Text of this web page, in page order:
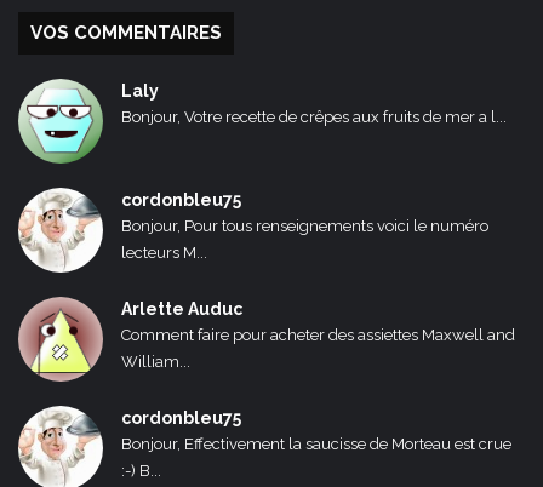
VOS COMMENTAIRES
Laly
Bonjour, Votre recette de crêpes aux fruits de mer a l...
cordonbleu75
Bonjour, Pour tous renseignements voici le numéro
lecteurs M...
Arlette Auduc
Comment faire pour acheter des assiettes Maxwell and
William...
cordonbleu75
Bonjour, Effectivement la saucisse de Morteau est crue
:-) B...